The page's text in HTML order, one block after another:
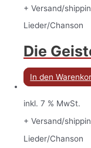
+ Versand/
Lieder/Chanson
Die
In den
inkl. 7 % MwSt.
+ Versand/
Lieder/Chanson